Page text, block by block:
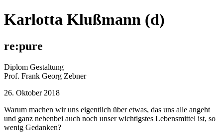
Karlotta Klußmann (d)
re:pure
Diplom Gestaltung
Prof. Frank Georg Zebner
26. Oktober 2018
Warum machen wir uns eigentlich über etwas, das uns alle angeht
und ganz nebenbei auch noch unser wichtigstes Lebensmittel ist, so
wenig Gedanken?